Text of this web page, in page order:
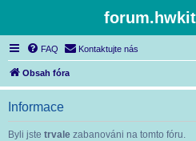
FAQ Kontaktujte nás
Obsah fóra
Informace
Byli jste trvale zabanováni na tomto fóru.